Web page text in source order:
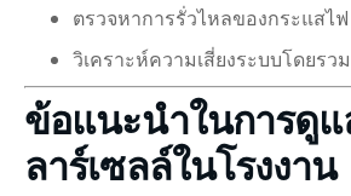
ตรวจหาการรั่วไหลของกระแสไฟ
วิเคราะห์ความเสี่ยงระบบโดยรวม
ข้อแนะนำในการดู
ลาร์เซลล์ในโรงงาน